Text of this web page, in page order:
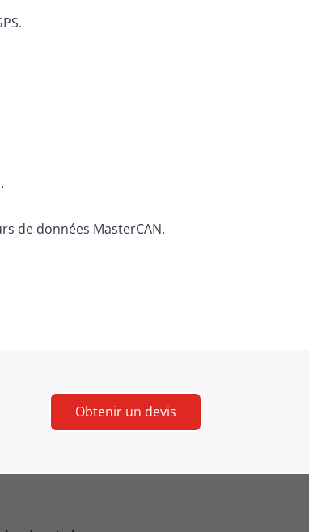
de données MasterCAN.
Obtenir un devis